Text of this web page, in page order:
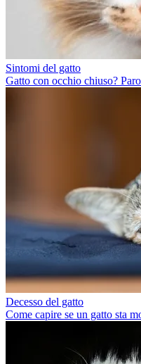
Sintomi del gatto
Gatto con occhio chiuso?
Decesso del gatto
Come capire se un gatto sta